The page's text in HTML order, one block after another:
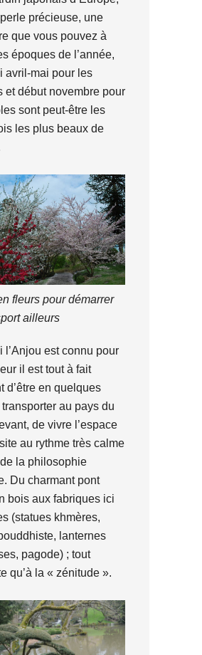
précieuse, une
que vous pouvez à
époques de l’année,
avril-mai pour les
et début novembre pour
sont peut-être les
les plus beaux de
fleurs pour démarrer
ailleurs
l’Anjou est connu pour
il est tout à fait
d’être en quelques
au pays du
de vivre l’espace
au rythme très calme
la philosophie
Du charmant pont
bois aux fabriques ici
(statues khmères,
lanternes
pagode) ; tout
qu’à la « zénitude ».